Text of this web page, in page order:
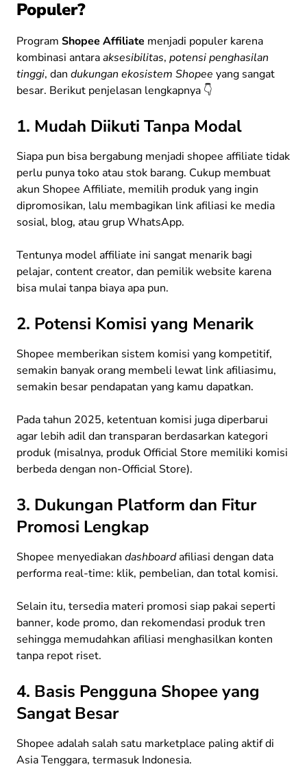
Populer?
Program Shopee Affiliate menjadi populer karena
kombinasi antaraaksesibilitas, potensi penghasilan
tinggi, dan dukungan ekosistem Shopee yang sangat
besar. Berikut penjelasan lengkapnya 👇
1. Mudah Diikuti Tanpa Modal
Siapa pun bisa bergabung menjadi shopee affiliate tidak
perlu punya toko atau stok barang. Cukup membuat
akun Shopee Affiliate, memilih produk yang ingin
dipromosikan, lalu membagikan link afiliasi ke media
sosial, blog, atau grup WhatsApp.
Tentunya model affiliate ini sangat menarik bagi
pelajar, content creator, dan pemilik website karena
bisa mulai tanpa biaya apa pun.
2. Potensi Komisi yang Menarik
Shopee memberikan sistem komisi yang kompetitif,
semakin banyak orang membeli lewat link afiliasimu,
semakin besar pendapatan yang kamu dapatkan.
Pada tahun 2025, ketentuan komisi juga diperbarui
agar lebih adil dan transparan berdasarkan kategori
produk (misalnya, produk Official Store memiliki komisi
berbeda dengan non-Official Store).
3. Dukungan Platform dan Fitur
Promosi Lengkap
Shopee menyediakan dashboardafiliasi dengan data
performa real-time: klik, pembelian, dan total komisi.
Selain itu, tersedia materi promosi siap pakai seperti
banner, kode promo, dan rekomendasi produk tren
sehingga memudahkan afiliasi menghasilkan konten
tanpa repot riset.
4. Basis Pengguna Shopee yang
Sangat Besar
Shopee adalah salah satu marketplace paling aktif di
Asia Tenggara, termasuk Indonesia.